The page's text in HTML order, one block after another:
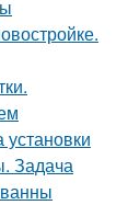
Задача